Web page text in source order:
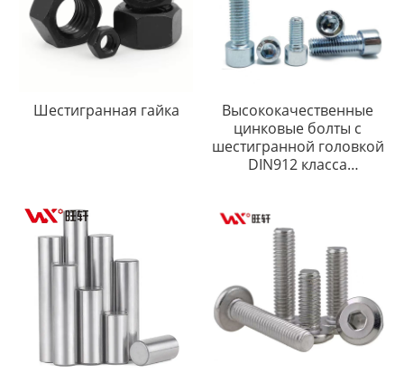
Шестигранная гайка
Высококачественные
цинковые болты с
шестигранной головкой
DIN912 класса